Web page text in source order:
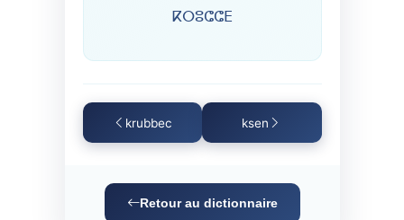
ⴽⵔⵓⵛⵛⴹ
krubbec ksen
Retour au dictionnaire